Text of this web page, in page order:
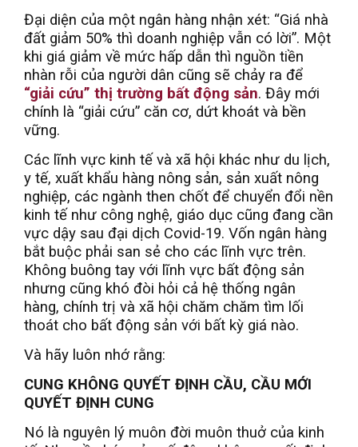
Đại diện của một ngân hàng nhận xét: “Giá nhà
đất giảm 50% thì doanh nghiệp vẫn có lời”. Một
khi giá giảm về mức hấp dẫn thì nguồn tiền
nhàn rỗi của người dân cũng sẽ chảy ra để
“giải cứu” thị trường bất động sản. Đây mới
chính là “giải cứu” căn cơ, dứt khoát và bền
vững.
Các lĩnh vực kinh tế và xã hội khác như du lịch,
y tế, xuất khẩu hàng nông sản, sản xuất nông
nghiệp, các ngành then chốt để chuyển đổi nền
kinh tế như công nghệ, giáo dục cũng đang cần
vực dậy sau đại dịch Covid-19. Vốn ngân hàng
bắt buộc phải san sẻ cho các lĩnh vực trên.
Không buông tay với lĩnh vực bất động sản
nhưng cũng khó đòi hỏi cả hệ thống ngân
hàng, chính trị và xã hội chăm chăm tìm lối
thoát cho bất động sản với bất kỳ giá nào.
Và hãy luôn nhớ rằng:
CUNG KHÔNG QUYẾT ĐỊNH CẦU, CẦU MỚI
QUYẾT ĐỊNH CUNG
Nó là nguyên lý muôn đời muôn thuở của kinh